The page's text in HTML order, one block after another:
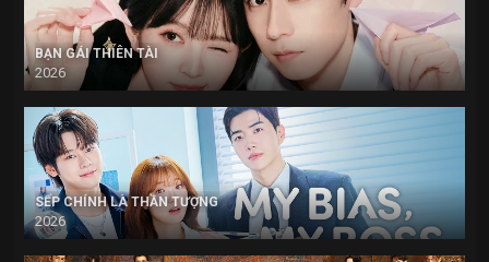
BẠN GÁI THIÊN TÀI
2026
SẾP CHÍNH LÀ THẦN TƯỢNG
2026